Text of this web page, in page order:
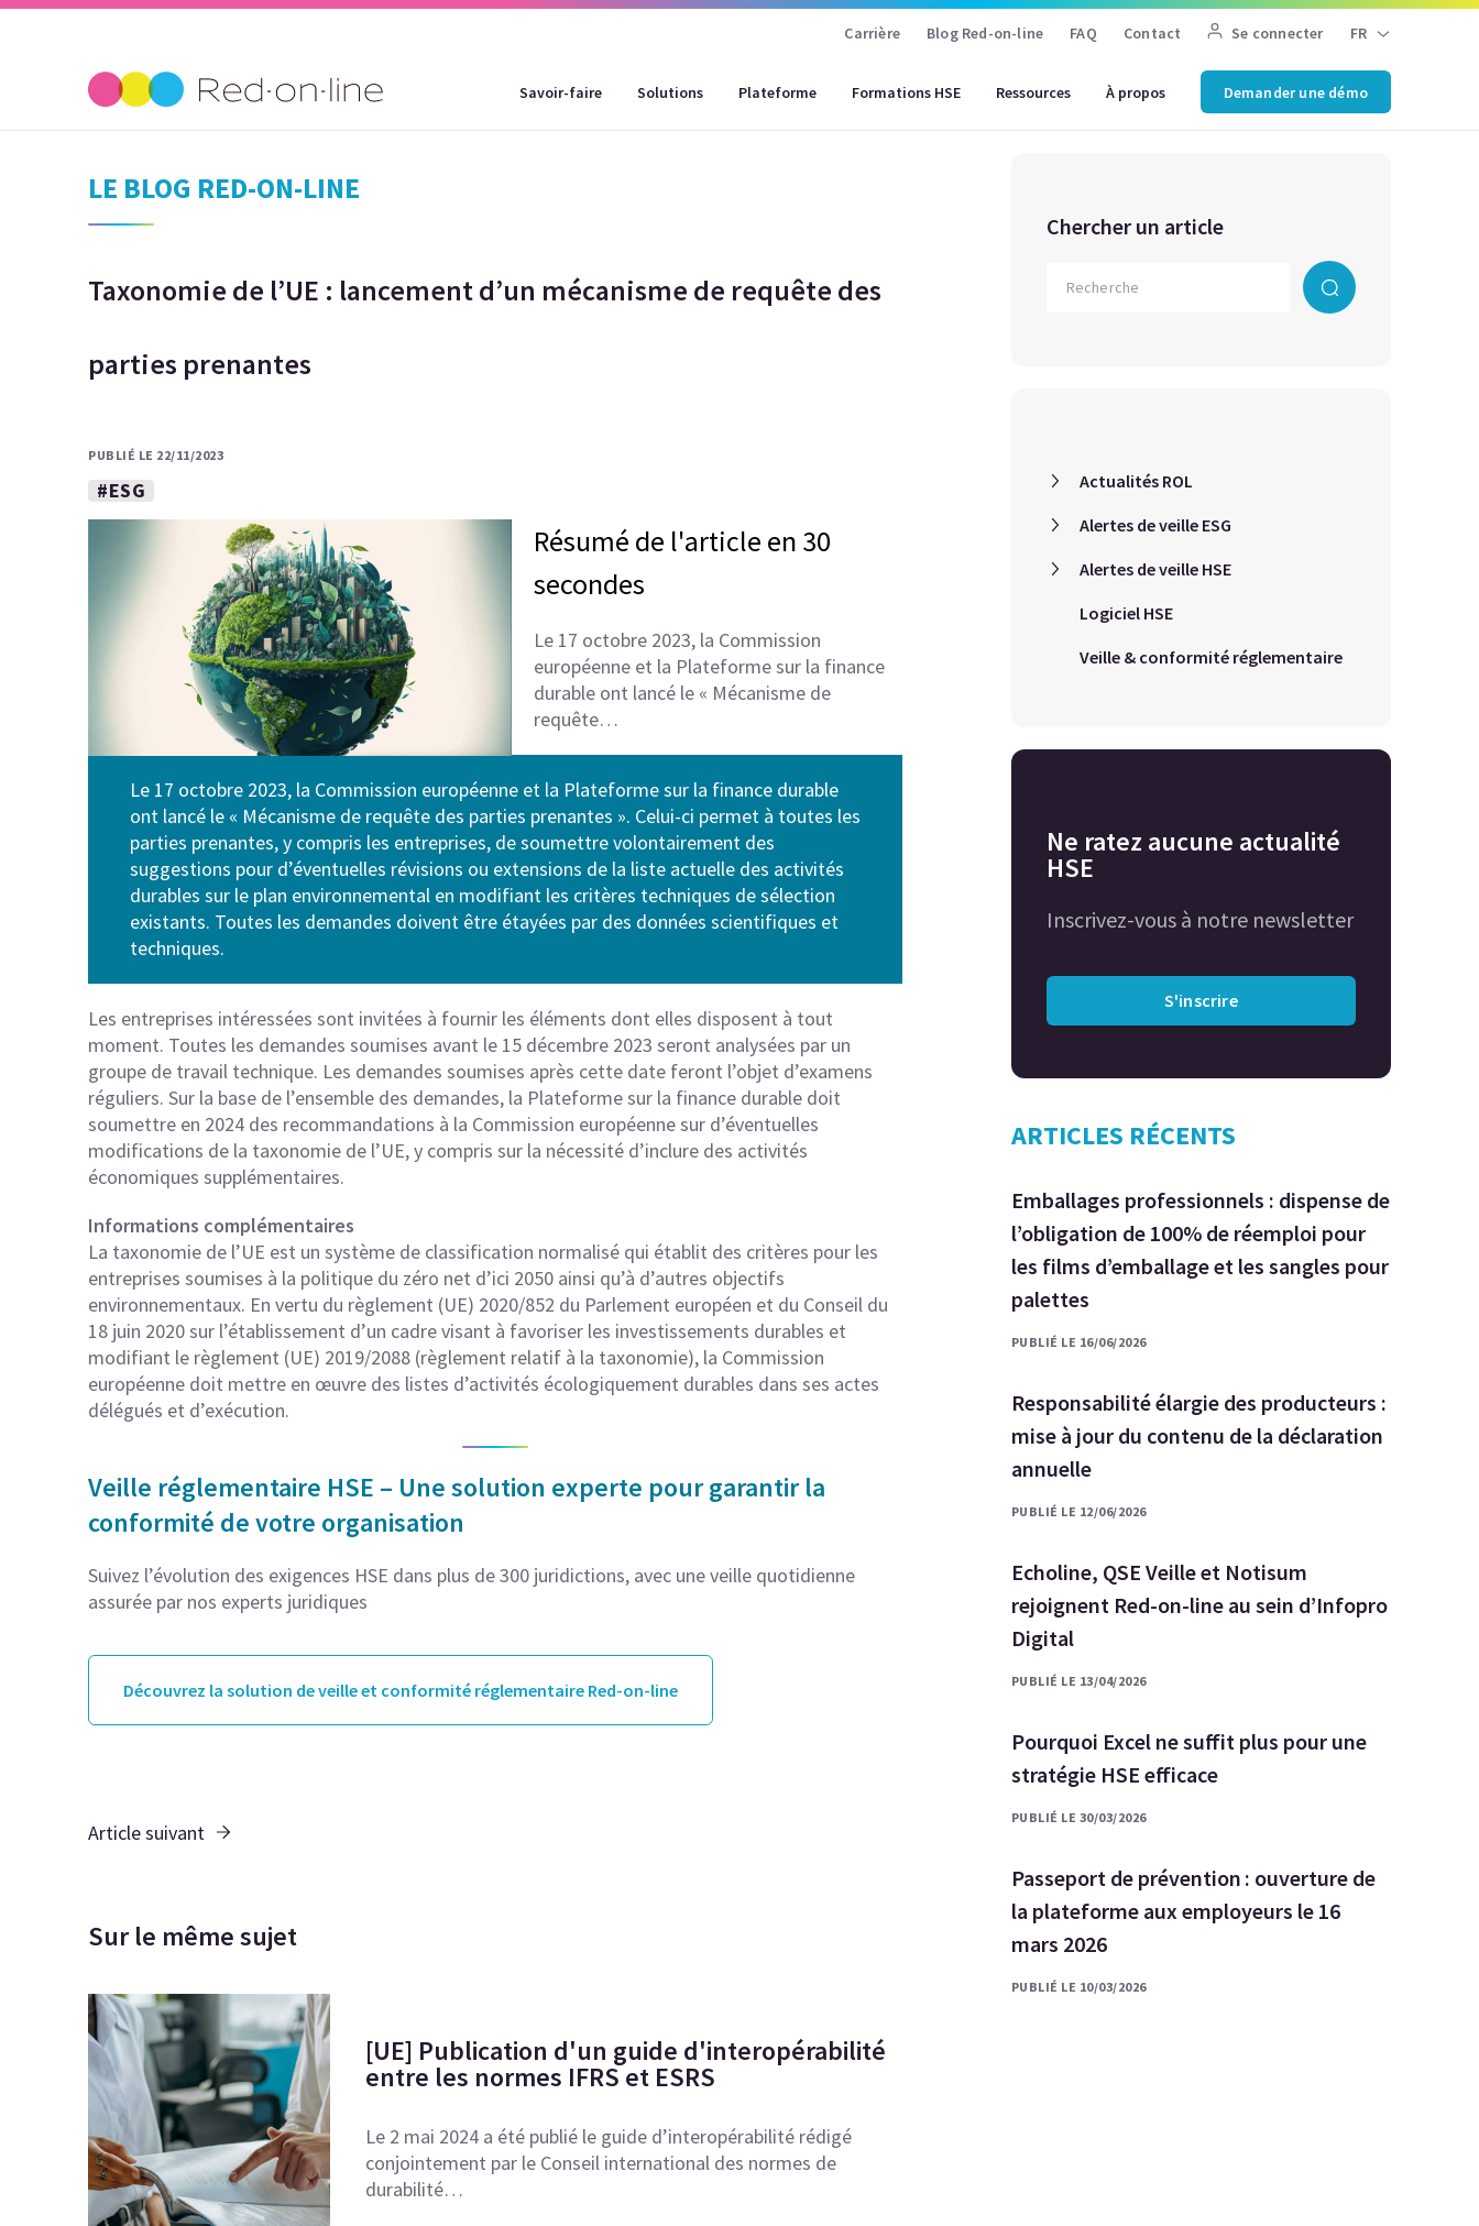
Carrière Blog Red-on-line FAQ Contact Se connecter FR
Savoir-faire Solutions Plateforme Formations HSE Ressources À propos Demander une démo
LE BLOG RED-ON-LINE
Taxonomie de l’UE : lancement d’un mécanisme de requête des
parties prenantes
PUBLIÉ LE 22/11/2023
#ESG
Résumé de l'article en 30
secondes
Le 17 octobre 2023, la Commission
européenne et la Plateforme sur la finance
durable ont lancé le « Mécanisme de
requête…
Le 17 octobre 2023, la Commission européenne et la Plateforme sur la finance durable
ont lancé le « Mécanisme de requête des parties prenantes ». Celui-ci permet à toutes les
parties prenantes, y compris les entreprises, de soumettre volontairement des
suggestions pour d’éventuelles révisions ou extensions de la liste actuelle des activités
durables sur le plan environnemental en modifiant les critères techniques de sélection
existants. Toutes les demandes doivent être étayées par des données scientifiques et
techniques.
Les entreprises intéressées sont invitées à fournir les éléments dont elles disposent à tout
moment. Toutes les demandes soumises avant le 15 décembre 2023 seront analysées par un
groupe de travail technique. Les demandes soumises après cette date feront l’objet d’examens
réguliers. Sur la base de l’ensemble des demandes, la Plateforme sur la finance durable doit
soumettre en 2024 des recommandations à la Commission européenne sur d’éventuelles
modifications de la taxonomie de l’UE, y compris sur la nécessité d’inclure des activités
économiques supplémentaires.
Informations complémentaires
La taxonomie de l’UE est un système de classification normalisé qui établit des critères pour les
entreprises soumises à la politique du zéro net d’ici 2050 ainsi qu’à d’autres objectifs
environnementaux. En vertu du règlement (UE) 2020/852 du Parlement européen et du Conseil du
18 juin 2020 sur l’établissement d’un cadre visant à favoriser les investissements durables et
modifiant le règlement (UE) 2019/2088 (règlement relatif à la taxonomie), la Commission
européenne doit mettre en œuvre des listes d’activités écologiquement durables dans ses actes
délégués et d’exécution.
Veille réglementaire HSE – Une solution experte pour garantir la
conformité de votre organisation
Suivez l’évolution des exigences HSE dans plus de 300 juridictions, avec une veille quotidienne
assurée par nos experts juridiques
Découvrez la solution de veille et conformité réglementaire Red-on-line
Article suivant
Sur le même sujet
[UE] Publication d'un guide d'interopérabilité
entre les normes IFRS et ESRS
Le 2 mai 2024 a été publié le guide d’interopérabilité rédigé
conjointement par le Conseil international des normes de
durabilité…
Chercher un article
Actualités ROL
Alertes de veille ESG
Alertes de veille HSE
Logiciel HSE
Veille & conformité réglementaire
Ne ratez aucune actualité
HSE
Inscrivez-vous à notre newsletter
S'inscrire
ARTICLES RÉCENTS
Emballages professionnels : dispense de
l’obligation de 100% de réemploi pour
les films d’emballage et les sangles pour
palettes
PUBLIÉ LE 16/06/2026
Responsabilité élargie des producteurs :
mise à jour du contenu de la déclaration
annuelle
PUBLIÉ LE 12/06/2026
Echoline, QSE Veille et Notisum
rejoignent Red-on-line au sein d’Infopro
Digital
PUBLIÉ LE 13/04/2026
Pourquoi Excel ne suffit plus pour une
stratégie HSE efficace
PUBLIÉ LE 30/03/2026
Passeport de prévention : ouverture de
la plateforme aux employeurs le 16
mars 2026
PUBLIÉ LE 10/03/2026